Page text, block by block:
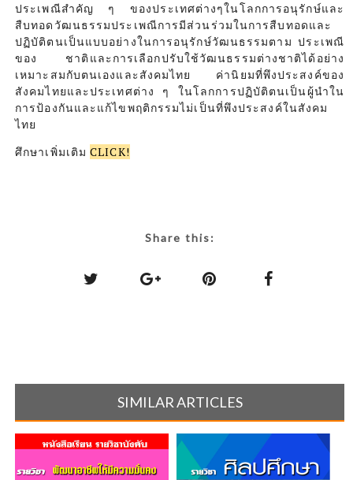
ประเพณีสำคัญ ๆ ของประเทศต่างๆในโลกการอนุรักษ์และ
สืบทอดวัฒนธรรมประเพณีการมีส่วนร่วมในการสืบทอดและ
ปฏิบัติตนเป็นแบบอย่างในการอนุรักษ์วัฒนธรรมตาม ประเพณี
ของ ชาติและการเลือกปรับใช้วัฒนธรรมต่างชาติได้อย่าง
เหมาะสมกับตนเองและสังคมไทย ค่านิยมที่พึงประสงค์ของ
สังคมไทยและประเทศต่าง ๆ ในโลกการปฏิบัติตนเป็นผู้นำใน
การป้องกันและแก้ไขพฤติกรรมไม่เป็นที่พึงประสงค์ในสังคม
ไทย
ศึกษาเพิ่มเติมCLICK!
Share this:
SIMILAR ARTICLES